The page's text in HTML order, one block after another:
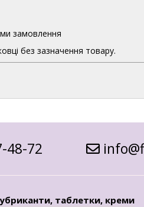
замовлення
без зазначення товару.
48-72
таблетки, креми